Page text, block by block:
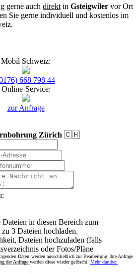
gerne auch direkt in Gsteigwiler vor Ort
Sie gerne individuell und kostenlos im
Mobil Schweiz:
668 798 44
Online-Service:
zur Anfrage
Zürich 🇨🇭
in diesen Bereich zum
3 Dateien hochladen.
Dateien hochzuladen (falls
oder Fotos/Pläne
Daten werden ausschließlich zur Bearbeitung Ihre Anfrage
der Anfrage werden diese wieder gelöscht. Mehr darüber.